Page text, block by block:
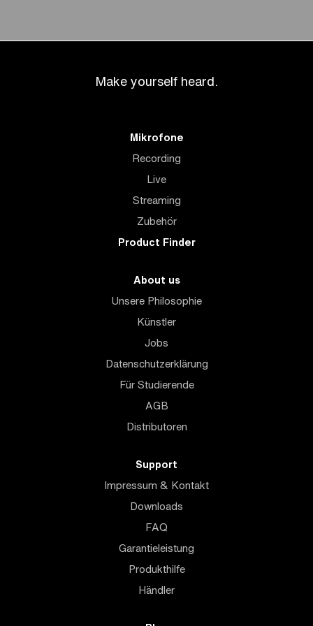
Make yourself heard.
Mikrofone
Recording
Live
Streaming
Zubehör
Product Finder
About us
Unsere Philosophie
Künstler
Jobs
Datenschutzerklärung
Für Studierende
AGB
Distributoren
Support
Impressum & Kontakt
Downloads
FAQ
Garantieleistung
Produkthilfe
Händler